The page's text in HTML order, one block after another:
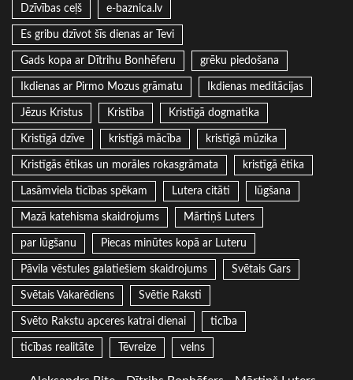
Dzīvības ceļš e-baznica.lv
Es gribu dzīvot šīs dienas ar Tevi
Gads kopa ar Dītrihu Bonhēferu grēku piedošana
Ikdienas ar Pirmo Mozus grāmatu Ikdienas meditācijas
Jēzus Kristus Kristība Kristīgā dogmatika
Kristīgā dzīve kristīgā mācība kristīgā mūzika
Kristīgās ētikas un morāles rokasgrāmata kristīgā ētika
Lasāmviela ticības spēkam Lutera citāti lūgšana
Mazā katehisma skaidrojums Mārtiņš Luters
par lūgšanu Piecas minūtes kopā ar Luteru
Pāvila vēstules galatiešiem skaidrojums Svētais Gars
Svētais Vakarēdiens Svētie Raksti
Svēto Rakstu apceres katrai dienai ticība
ticības realitāte Tēvreize velns